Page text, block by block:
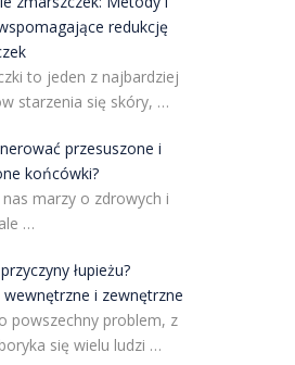
redukcję
to jeden z najbardziej
starzenia się skóry, …
przesuszone i
końcówki?
nas marzy o zdrowych i
…
łupieżu?
wewnętrzne i zewnętrzne
powszechny problem, z
się wielu ludzi …